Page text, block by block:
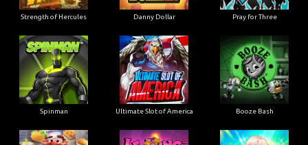
Strength of Hercules Danny Dollar Pray for Three
Spinman Ultimate Slot of America Booze Bash